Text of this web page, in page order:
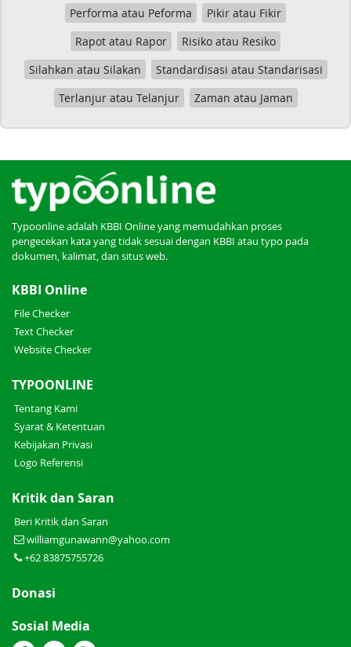
Performa atau Peforma
Pikir atau Fikir
Rapot atau Rapor
Risiko atau Resiko
Silahkan atau Silakan
Standardisasi atau Standarisasi
Terlanjur atau Telanjur
Zaman atau Jaman
Typoonline adalah KBBI Online yang memudahkan proses
pengecekan kata yang tidak sesuai dengan KBBI atau typo pada
dokumen, kalimat, dan situs web.
KBBI Online
File Checker
Text Checker
Website Checker
TYPOONLINE
Tentang Kami
Syarat & Ketentuan
Kebijakan Privasi
Logo Referensi
Kritik dan Saran
Beri Kritik dan Saran
williamgunawann@yahoo.com
+62 83875755726
Donasi
Sosial Media